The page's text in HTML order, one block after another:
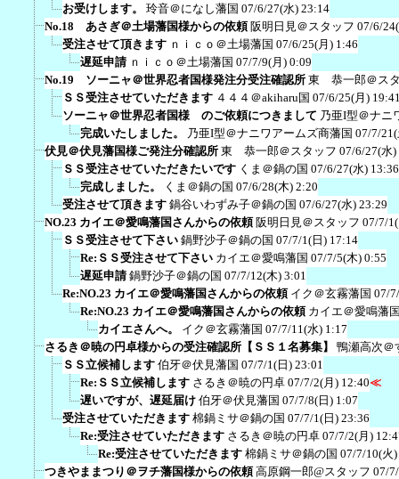
お受けします。
玲音＠になし藩国 07/6/27(水) 23:14
No.18 あさぎ＠土場藩国様からの依頼 阪明日見＠スタッフ 07/6/
受注させて頂きます ｎｉｃｏ＠土場藩国 07/6/25(月) 1:46
遅延申請 ｎｉｃｏ＠土場藩国 07/7/9(月) 0:09
No.19 ソーニャ＠世界忍者国様発注分受注確認所 東 恭一郎＠ス
ＳＳ受注させていただきます ４４４＠akiharu国 07/6/25(月)
ソーニャ＠世界忍者国様 のご依頼につきまして 乃亜I型＠ナニ
完成いたしました。
乃亜I型＠ナニワアームズ商藩国 07/7/
伏見＠伏見藩国様ご発注分確認所 東 恭一郎＠スタッフ 07/6/27(水)
ＳＳ受注させていただきたいです くま＠鍋の国 07/6/27(水) 13:36
完成しました。
くま＠鍋の国 07/6/28(木) 2:20
受注させて頂きます 鍋谷いわずみ子＠鍋の国 07/6/27(水) 23:29
NO.23 カイエ＠愛鳴藩国さんからの依頼 阪明日見＠スタッフ 07/7/
ＳＳ受注させて下さい 鍋野沙子＠鍋の国 07/7/1(日) 17:14
Re:ＳＳ受注させて下さい カイエ＠愛鳴藩国 07/7/5(木) 0:55
遅延申請 鍋野沙子＠鍋の国 07/7/12(木) 3:01
Re:NO.23 カイエ＠愛鳴藩国さんからの依頼 イク＠玄霧藩国 07/
Re:NO.23 カイエ＠愛鳴藩国さんからの依頼 カイエ＠愛鳴藩
カイエさんへ。
イク＠玄霧藩国 07/7/11(水) 1:17
さるき＠暁の円卓様からの受注確認所【ＳＳ１名募集】
鴨瀬高次＠
ＳＳ立候補します 伯牙＠伏見藩国 07/7/1(日) 23:01
Re:ＳＳ立候補します さるき＠暁の円卓 07/7/2(月) 12:40≪
遅いですが、遅延届け 伯牙＠伏見藩国 07/7/8(日) 1:07
受注させていただきます 棉鍋ミサ＠鍋の国 07/7/1(日) 23:36
Re:受注させていただきます さるき＠暁の円卓 07/7/2(月)
Re:受注させていただきます 棉鍋ミサ＠鍋の国 07/7/10(火
つきやままつり＠ヲチ藩国様からの依頼 高原鋼一郎@スタッフ 07/